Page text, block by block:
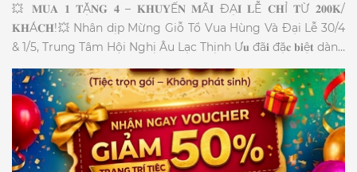
💥 𝐌𝐔𝐀 𝟏 𝐓Ặ𝐍𝐆 𝟒 – 𝐊𝐇𝐔𝐘Ế𝐍 𝐌Ã𝐈 ĐẠ𝐈 𝐋Ễ 𝐂𝐇Ỉ 𝐓Ừ 𝟐𝟎𝟎𝐊/
𝐊𝐇Á𝐂𝐇!💥 Nhân dịp Mừng Giỗ Tổ Vua Hùng Và Đại Lễ 30/4
& 1/5, Trung Tâm Hội Nghị Âu Lạc Thịnh Ư𝐮 đã𝐢 đặ𝐜 𝐛𝐢ệ𝐭 dành
riêng cho các cơ quan, hội nhóm. 1️⃣ 𝐓Ặ𝐍𝐆 𝐌Ó𝐍 khai vị: Gỏi
Xoài Cá Cơm đậm đà. 2️⃣ 𝐌𝐈Ễ𝐍 𝐏𝐇Í Hệ thống âm thanh, ánh
sáng chuyên nghiệp (Trị giá 2.000.000đ). 3️⃣ 𝐌𝐈Ễ𝐍 𝐏𝐇Í
Chương trình Karaoke suốt tiệc (Trị giá 1.000.000đ). 4️⃣
𝐌𝐈Ễ𝐍 𝐏𝐇Í Thiết kế & trình chiếu Backdrop LED rực rỡ (Trị
giá 1.000.000đ). 🔥ĐẶ𝐂 𝐁𝐈Ệ𝐓: Giảm thêm 𝟏𝟎% 𝐠𝐢á thức uống